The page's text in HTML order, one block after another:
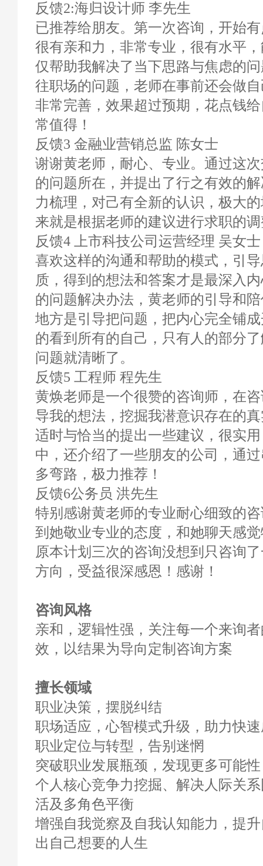
反馈2:海归设计师 李先生
已推荐给朋友。第一次咨询，开始
很有亲和力，非常专业，很有水平
仅帮助我解决了当下思路与焦虑的
往职场的问题，老师在事前还会做
非常完善，效果超过预期，花点钱
常值得！
反馈3 金融业营销总监 陈女士
谢谢黄老师，耐心、专业。通过这
的问题所在，并提出了行之有效的
力梳理，对己有全新的认识，极大
来就是根据老师的建议进行求职的
反馈4 上市科技公司运营经理 吴女士
喜欢这样的沟通和帮助的模式，引
质，得到的想法和答案才是最深入
的问题解决办法，黄老师的引导和
地方是引导把问题，把内心完全铺
的看到所有的自己，只有人的部分
问题就清晰了。
反馈5 工程师 程先生
黄焕老师是一个很赞的咨询师，在
导我的想法，挖掘我潜意识存在的
适时与恰当的提出一些建议，很实
中，还介绍了一些朋友的公司，通
多弯路，极力推荐！
反馈6公务员 洪先生
特别感谢黄老师的专业耐心细致的
到她敬业专业的态度，和她聊天感
原本计划三次的咨询没想到只咨询
方向，受益很深感恩！感谢！
咨询风格
亲和，逻辑性强，关注每一个来询
效，以结果为导向定制咨询方案
擅长领域
职业决策，摆脱纠结
职场适应，心智模式升级，助力快
职业定位与转型，告别迷惘
突破职业发展瓶颈，发现更多可能性
个人核心竞争力挖掘、解决人际关
活及多角色平衡
增强自我觉察及自我认知能力，提
出自己想要的人生